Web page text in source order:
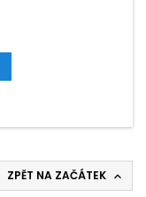
ZPĚT NA ZAČÁTEK 